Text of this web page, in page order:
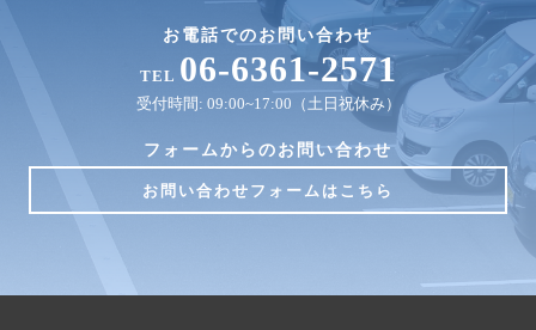
お電話でのお問い合わせ
TEL 06-6361-2571
受付時間: 09:00~17:00（土日祝休み）
フォームからのお問い合わせ
お問い合わせフォームはこちら